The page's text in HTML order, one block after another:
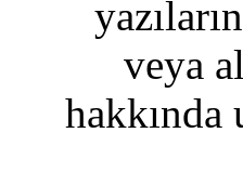
veya
hakkında